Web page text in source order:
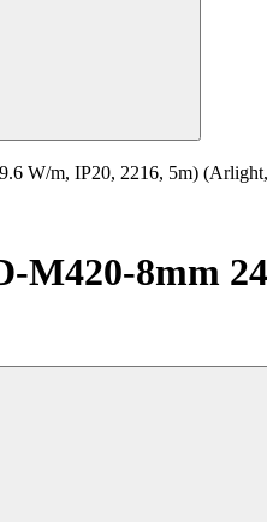
W/m, IP20, 2216, 5m)
8mm